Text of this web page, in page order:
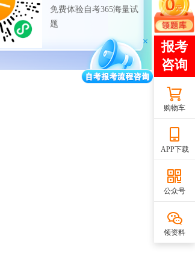
免费体验自考365海量试
题
购物车
APP下载
公众号
领资料